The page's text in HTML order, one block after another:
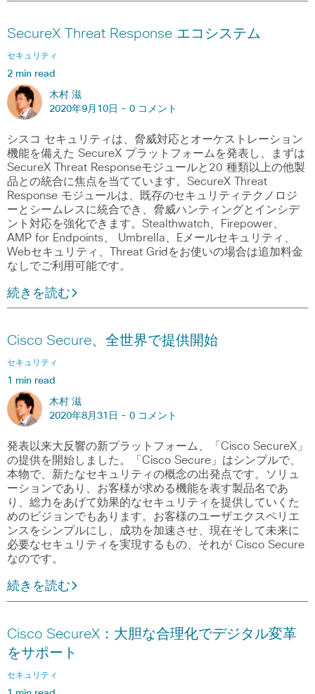
SecureX Threat Response エコシステム
セキュリティ
2 min read
木村 滋
2020年9月10日 - 0 コメント
シスコ セキュリティは、脅威対応とオーケストレーション
機能を備えた SecureX プラットフォームを発表し、まずは
SecureX Threat Responseモジュールと20 種類以上の他製
品との統合に焦点を当てています。SecureX Threat
Response モジュールは、既存のセキュリティテクノロジ
ーとシームレスに統合でき、脅威ハンティングとインシデ
ント対応を強化できます。Stealthwatch、Firepower、
AMP for Endpoints、 Umbrella、Eメールセキュリティ、
Webセキュリティ、Threat Gridをお使いの場合は追加料金
なしでご利用可能です。
続きを読む
Cisco Secure、全世界で提供開始
セキュリティ
1 min read
木村 滋
2020年8月31日 - 0 コメント
発表以来大反響の新プラットフォーム、「Cisco SecureX」
の提供を開始しました。「Cisco Secure」はシンプルで、
本物で、新たなセキュリティの概念の出発点です。ソリュ
ーションであり、お客様が求める機能を表す製品名であ
り、総力をあげて効果的なセキュリティを提供していくた
めのビジョンでもあります。お客様のユーザエクスペリエ
ンスをシンプルにし、成功を加速させ、現在そして未来に
必要なセキュリティを実現するもの、それが Cisco Secure
なのです。
続きを読む
Cisco SecureX：大胆な合理化でデジタル変革
をサポート
セキュリティ